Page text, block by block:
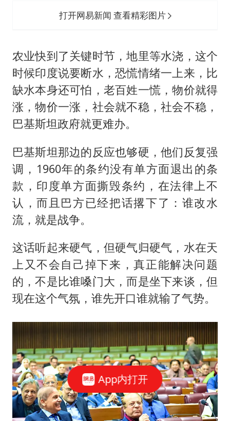
打开网易新闻 查看精彩图片
农业快到了关键时节，地里等水浇，这个
时候印度说要断水，恐慌情绪一上来，比
缺水本身还可怕，老百姓一慌，物价就得
涨，物价一涨，社会就不稳，社会不稳，
巴基斯坦政府就更难办。
巴基斯坦那边的反应也够硬，他们反复强
调，1960年的条约没有单方面退出的条
款，印度单方面撕毁条约，在法律上不
认，而且巴方已经把话撂下了：谁改水
流，就是战争。
这话听起来硬气，但硬气归硬气，水在天
上又不会自己掉下来，真正能解决问题
的，不是比谁嗓门大，而是坐下来谈，但
现在这个气氛，谁先开口谁就输了气势。
App内打开